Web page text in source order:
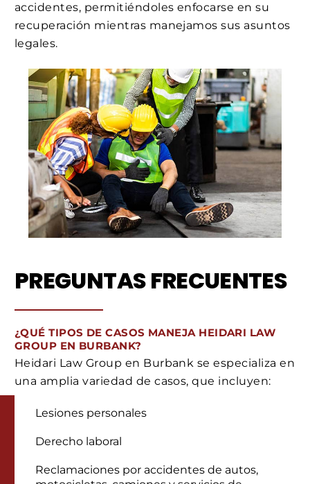
accidentes, permitiéndoles enfocarse en su
recuperación mientras manejamos sus asuntos
legales.
PREGUNTAS FRECUENTES
¿QUÉ TIPOS DE CASOS MANEJA HEIDARI LAW
GROUP EN BURBANK?
Heidari Law Group en Burbank se especializa en
una amplia variedad de casos, que incluyen:
Lesiones personales
Derecho laboral
Reclamaciones por accidentes de autos,